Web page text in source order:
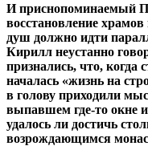
И приснопоминаемый
восстановление храмов
душ должно идти
Кирилл неустанно
признались, что, когда
началась «жизнь на
в голову приходили
выпавшем где-то окне
удалось ли достичь
возрождающимся